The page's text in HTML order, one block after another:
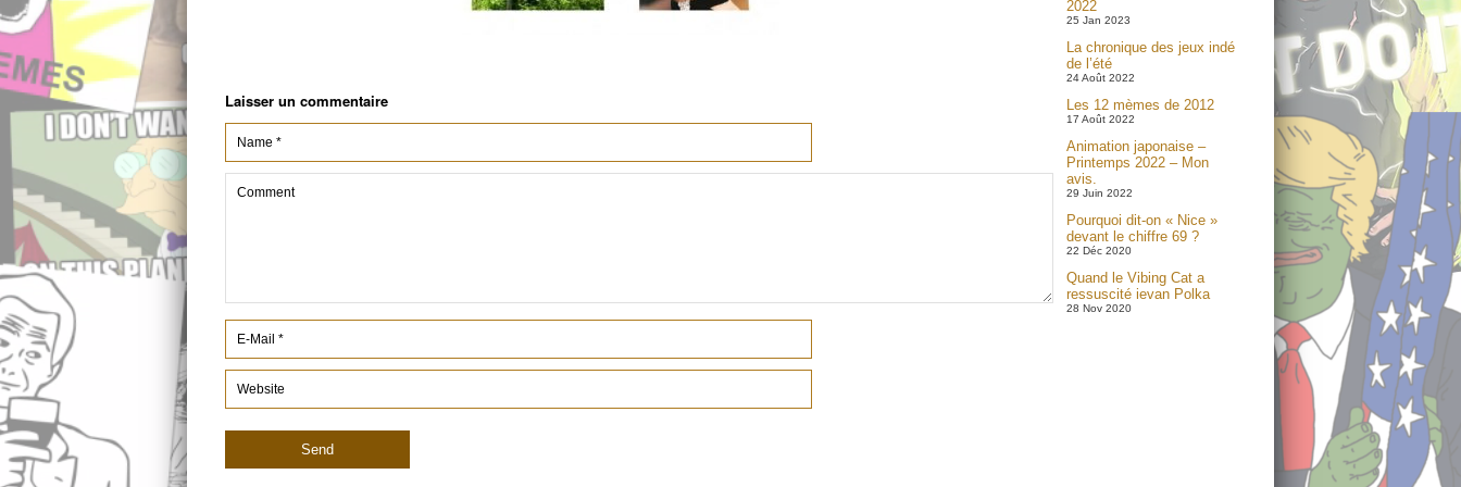
Laisser un commentaire
2022
25 Jan 2023
La chronique des jeux indé
de l’été
24 Août 2022
Les 12 mèmes de 2012
17 Août 2022
Animation japonaise –
Printemps 2022 – Mon
avis.
29 Juin 2022
Pourquoi dit-on « Nice »
devant le chiffre 69 ?
22 Déc 2020
Quand le Vibing Cat a
ressuscité ievan Polka
28 Nov 2020